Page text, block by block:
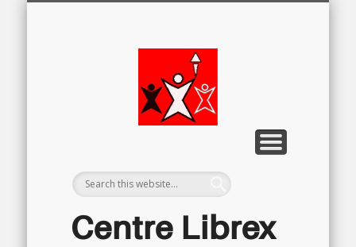
Centre Librex